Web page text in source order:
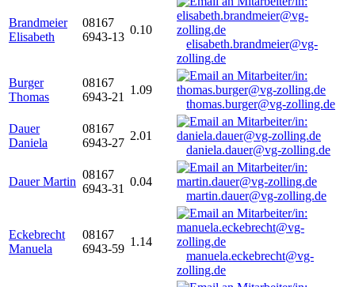
Brandmeier
Elisabeth
08167
6943-13
0.10
elisabeth.brandmeier@vg-
zolling.de
Burger
Thomas
08167
6943-21
1.09
thomas.burger@vg-zolling.de
Dauer
Daniela
08167
6943-27
2.01
daniela.dauer@vg-zolling.de
Dauer Martin
08167
6943-31
0.04
martin.dauer@vg-zolling.de
Eckebrecht
Manuela
08167
6943-59
1.14
manuela.eckebrecht@vg-
zolling.de